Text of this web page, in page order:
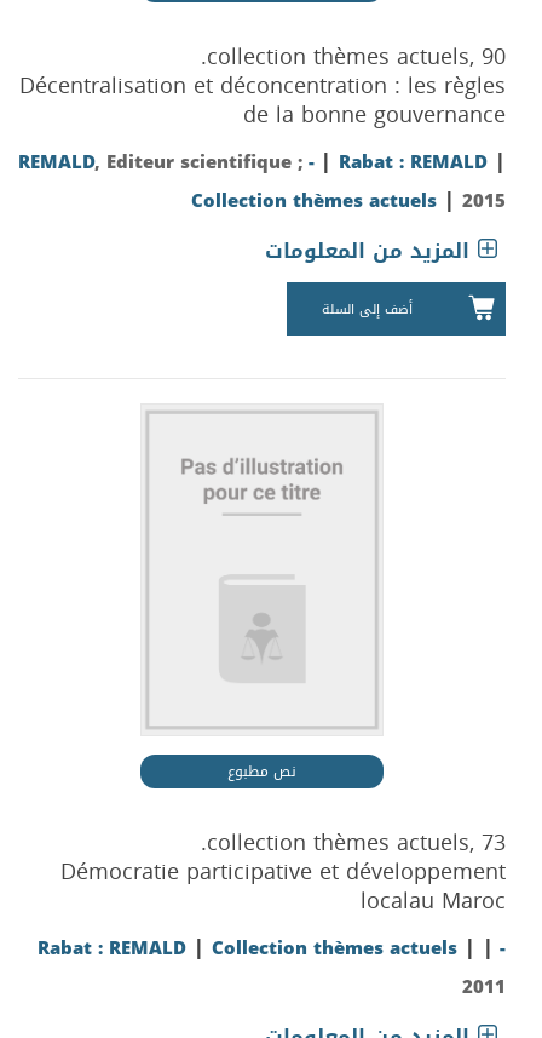
collection thèmes actuels, 90.
Décentralisation et déconcentration : les règles
de la bonne gouvernance
REMALD, Editeur scientifique ;- | Rabat : REMALD |
Collection thèmes actuels | 2015
المزيد من المعلومات
أضف إلى السلة
نص مطبوع
collection thèmes actuels, 73.
Démocratie participative et développement
localau Maroc
-
|
Rabat : REMALD | Collection thèmes actuels |
2011